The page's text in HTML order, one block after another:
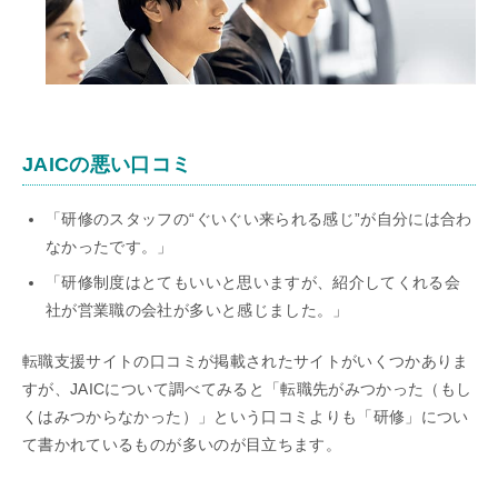
JAICの悪い口コミ
「研修のスタッフの“ぐいぐい来られる感じ”が自分には合わ
なかったです。」
「研修制度はとてもいいと思いますが、紹介してくれる会
社が営業職の会社が多いと感じました。」
転職支援サイトの口コミが掲載されたサイトがいくつかありま
すが、JAICについて調べてみると「転職先がみつかった（もし
くはみつからなかった）」という口コミよりも「研修」につい
て書かれているものが多いのが目立ちます。